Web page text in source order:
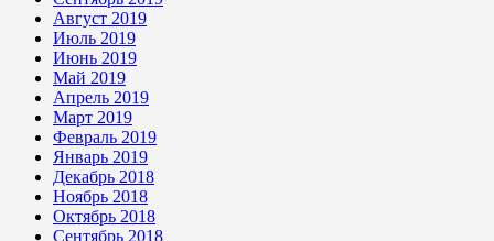
Август 2019
Июль 2019
Июнь 2019
Май 2019
Апрель 2019
Март 2019
Февраль 2019
Январь 2019
Декабрь 2018
Ноябрь 2018
Октябрь 2018
Сентябрь 2018